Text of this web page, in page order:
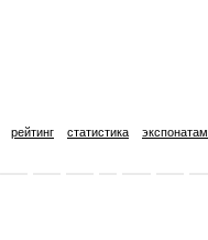
рейтинг статистика экспонатам